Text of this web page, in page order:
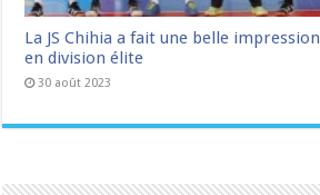
La JS Chihia a fait une belle
en division élite
30 août 2023